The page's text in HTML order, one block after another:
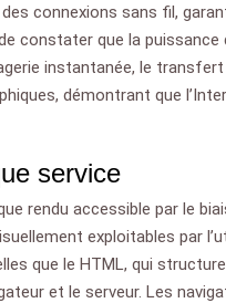
connexions sans fil,
constater que la puissance
instantanée, le
démontrant que
service
rendu accessible par le
exploitables par
que le HTML, qui
et le serveur. Les